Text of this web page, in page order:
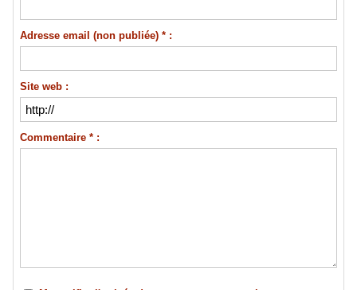
Adresse email (non publiée) * :
Site web :
Commentaire * :